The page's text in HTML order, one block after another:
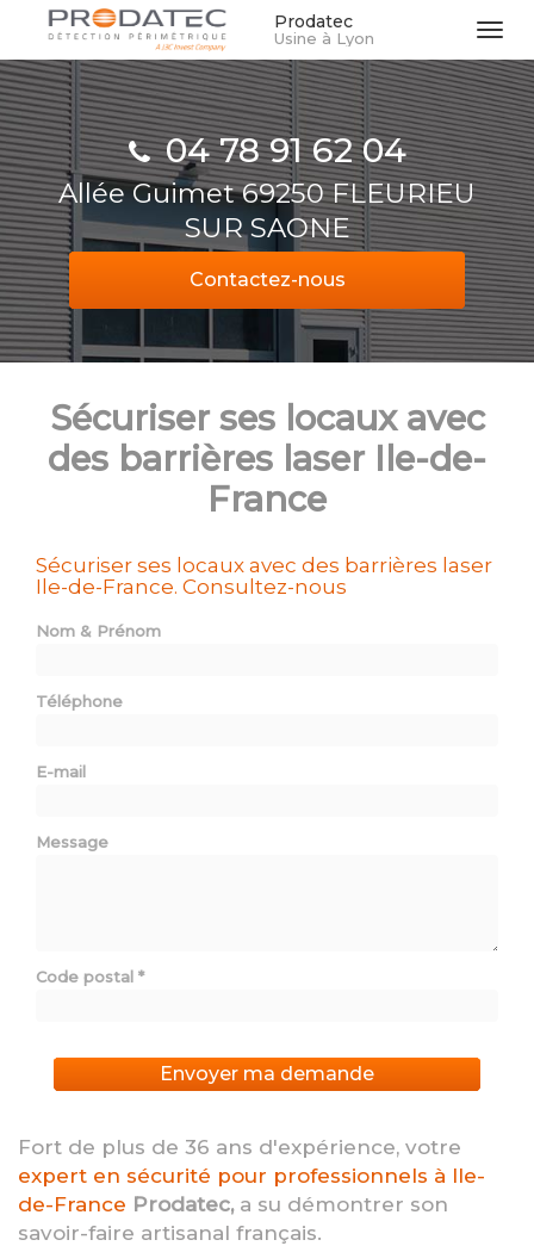
Aller
contenu
principal
Prodatec
Usine à Lyon
04 78 91 62 04
Allée Guimet 69250 FLEURIEU
SUR SAONE
Contactez-nous
Sécuriser ses locaux avec
des barrières laser Ile-de-
France
Sécuriser ses locaux avec des barrières laser
Ile-de-France. Consultez-nous
Nom & Prénom
Téléphone
E-mail
Message
Code postal *
Envoyer ma demande
Fort de plus de 36 ans d'expérience, votre
expert en sécurité pour professionnels à Ile-
de-France Prodatec, a su démontrer son
savoir-faire artisanal français.